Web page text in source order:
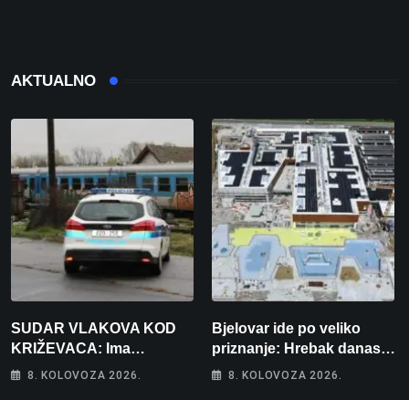
AKTUALNO
SUDAR VLAKOVA KOD
KRIŽEVACA: Ima
ozlijeđenih, jedna osoba
8. KOLOVOZA 2026.
Bjelovar ide po veliko
priznanje: Hrebak danas u
Parizu predstavlja
8. KOLOVOZA 2026.